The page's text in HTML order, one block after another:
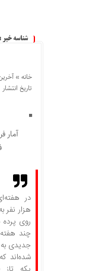
شناسه خبر : 20277
خانه »
تاریخ انتشار : ۰۵ آذر ۱۴۰۰ -
آمار
هزار نفر
روی پرده
چند
جدیدی به